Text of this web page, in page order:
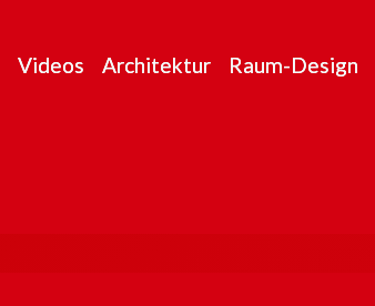
Videos Architektur Raum-Design